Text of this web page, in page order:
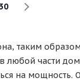
30
таким
любой части
на мощность.